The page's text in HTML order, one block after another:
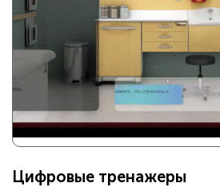
Цифровые тренажеры